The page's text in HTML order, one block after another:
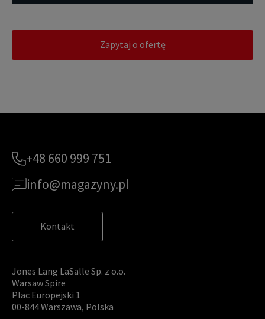
Zapytaj o ofertę
+48 660 999 751
info@magazyny.pl
Kontakt
Jones Lang LaSalle Sp. z o.o.
Warsaw Spire
Plac Europejski 1
00-844 Warszawa, Polska